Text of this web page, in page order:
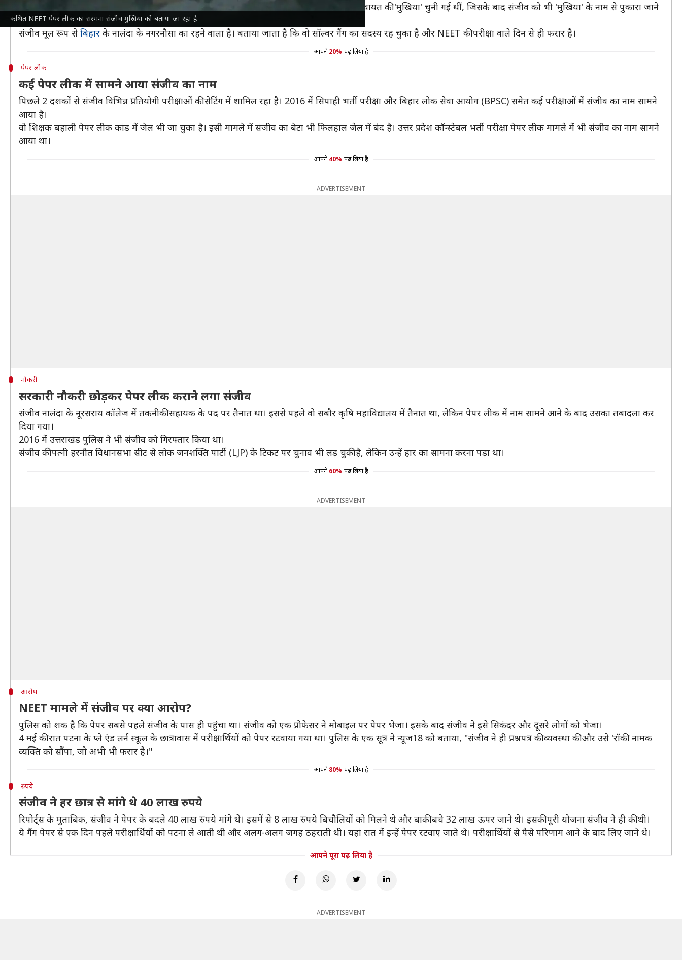
कथित NEET पेपर लीक का सरगना संजीव मुखिया को बताया जा रहा है
की रिपोर्ट के मुताबिक, संजीव का असली नाम संजीव सिंह है। उसकी पत्नी ममता देवी एक ग्राम पंचायत की 'मुखिया' चुनी गई थीं, जिसके बाद संजीव को भी 'मुखिया' के नाम से पुकारा जाने
लगा।
संजीव मूल रूप सेबिहार के नालंदा के नगरनौसा का रहने वाला है। बताया जाता है कि वो सॉल्वर गैंग का सदस्य रह चुका है और NEET की परीक्षा वाले दिन से ही फरार है।
आपने 20% पढ़ लिया है
पेपर लीक
कई पेपर लीक में सामने आया संजीव का नाम
पिछले 2 दशकों से संजीव विभिन्न प्रतियोगी परीक्षाओं की सेटिंग में शामिल रहा है। 2016 में सिपाही भर्ती परीक्षा और बिहार लोक सेवा आयोग (BPSC) समेत कई परीक्षाओं में संजीव का नाम सामने
आया है।
वो शिक्षक बहाली पेपर लीक कांड में जेल भी जा चुका है। इसी मामले में संजीव का बेटा भी फिलहाल जेल में बंद है। उत्तर प्रदेश कॉन्स्टेबल भर्ती परीक्षा पेपर लीक मामले में भी संजीव का नाम सामने
आया था।
आपने 40% पढ़ लिया है
ADVERTISEMENT
नौकरी
सरकारी नौकरी छोड़कर पेपर लीक कराने लगा संजीव
संजीव नालंदा के नूरसराय कॉलेज में तकनीकी सहायक के पद पर तैनात था। इससे पहले वो सबौर कृषि महाविद्यालय में तैनात था, लेकिन पेपर लीक में नाम सामने आने के बाद उसका तबादला कर
दिया गया।
2016 में उत्तराखंड पुलिस ने भी संजीव को गिरफ्तार किया था।
संजीव की पत्नी हरनौत विधानसभा सीट से लोक जनशक्ति पार्टी (LJP) के टिकट पर चुनाव भी लड़ चुकी है, लेकिन उन्हें हार का सामना करना पड़ा था।
आपने 60% पढ़ लिया है
ADVERTISEMENT
आरोप
NEET मामले में संजीव पर क्या आरोप?
पुलिस को शक है कि पेपर सबसे पहले संजीव के पास ही पहुंचा था। संजीव को एक प्रोफेसर ने मोबाइल पर पेपर भेजा। इसके बाद संजीव ने इसे सिकंदर और दूसरे लोगों को भेजा।
4 मई की रात पटना के प्ले एंड लर्न स्कूल के छात्रावास में परीक्षार्थियों को पेपर रटवाया गया था। पुलिस के एक सूत्र ने न्यूज18 को बताया, "संजीव ने ही प्रश्नपत्र की व्यवस्था की और उसे 'रॉकी' नामक
व्यक्ति को सौंपा, जो अभी भी फरार है।"
आपने 80% पढ़ लिया है
रुपये
संजीव ने हर छात्र से मांगे थे 40 लाख रुपये
रिपोर्ट्स के मुताबिक, संजीव ने पेपर के बदले 40 लाख रुपये मांगे थे। इसमें से 8 लाख रुपये बिचौलियों को मिलने थे और बाकी बचे 32 लाख ऊपर जाने थे। इसकी पूरी योजना संजीव ने ही की थी।
ये गैंग पेपर से एक दिन पहले परीक्षार्थियों को पटना ले आती थी और अलग-अलग जगह ठहराती थी। यहां रात में इन्हें पेपर रटवाए जाते थे। परीक्षार्थियों से पैसे परिणाम आने के बाद लिए जाने थे।
आपने पूरा पढ़ लिया है
ADVERTISEMENT